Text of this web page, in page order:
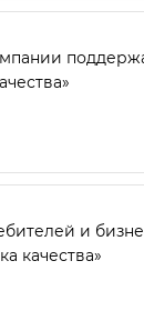
и
качества»